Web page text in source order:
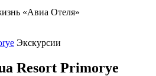
«Авиа Отеля»
Экскурсии
Resort Primorye